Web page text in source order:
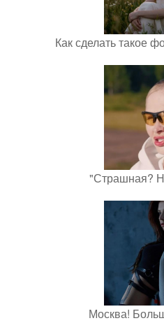
Как сделать такое
"Страшная?
Москва!